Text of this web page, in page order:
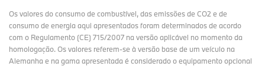
Os valores do consumo de combustível, das emissões de CO2 e de
consumo de energia aqui apresentados foram determinados de acordo
com o Regulamento (CE) 715/2007 na versão aplicável no momento da
homologação. Os valores referem-se à versão base de um veículo na
Alemanha e na gama apresentada é considerado o equipamento opcional